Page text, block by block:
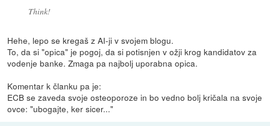
Think!
Hehe, lepo se kregaš z AI-ji v svojem blogu.
To, da si "opica" je pogoj, da si potisnjen v ožji krog kandidatov za
vodenje banke. Zmaga pa najbolj uporabna opica.
Komentar k članku pa je:
ECB se zaveda svoje osteoporoze in bo vedno bolj kričala na svoje
ovce: "ubogajte, ker sicer..."